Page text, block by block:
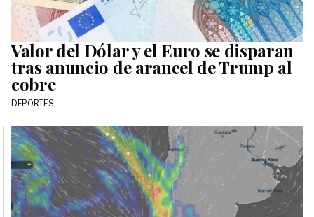
Valor del Dólar y el Euro se disparan
tras anuncio de arancel de Trump al
cobre
DEPORTES